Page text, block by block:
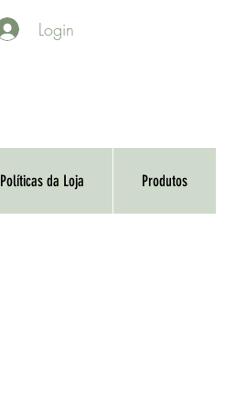
Login
Políticas da Loja Produtos